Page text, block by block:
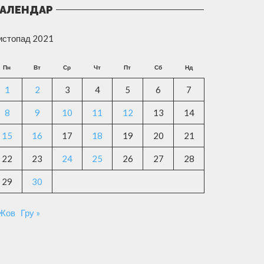
2021
Пн Вт Ср Чт Пт Сб Нд
1 2 3 4 5 6 7
8 9 10 11 12 13 14
15 16 17 18 19 20 21
22 23 24 25 26 27 28
29 30
Гру »